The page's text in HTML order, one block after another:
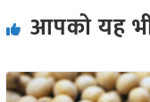
आपको यह